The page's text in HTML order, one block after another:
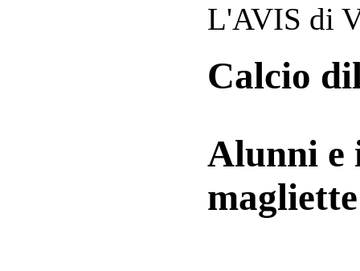
L'AVIS di
Calcio
Alunni e